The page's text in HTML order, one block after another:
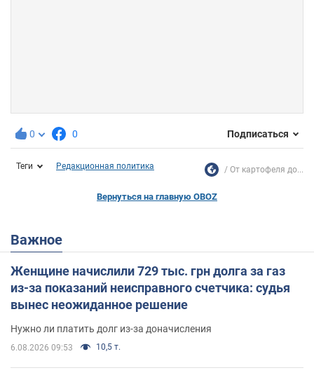
0 0 Подписаться
Теги Редакционная политика От картофеля до...
Вернуться на главную OBOZ
Важное
Женщине начислили 729 тыс. грн долга за газ
из-за показаний неисправного счетчика: судья
вынес неожиданное решение
Нужно ли платить долг из-за доначисления
6.08.2026 09:53 10,5 т.